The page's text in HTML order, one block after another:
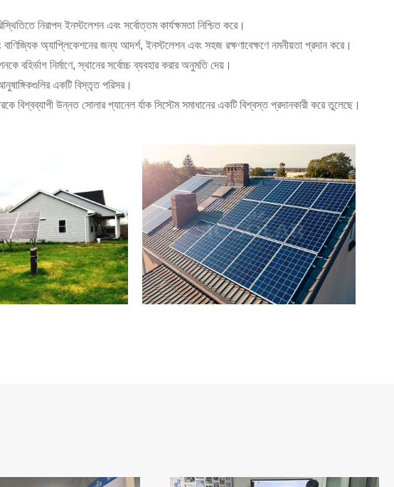
নিরাপদ ইনস্টলেশন এবং সর্বোত্তম কার্যক্ষমতা নিশ্চিত করে।
বাণিজ্যিক অ্যাপ্লিকেশনের জন্য আদর্শ, ইনস্টলেশন এবং সহজ রক্ষণাবেক্ষণে নমনীয়তা প্রদান করে।
বহির্ভাগ নির্মাণে, স্থানের সর্বোচ্চ ব্যবহার করার অনুমতি দেয়।
একটি বিস্তৃত পরিসর।
বিশ্বব্যাপী উন্নত সোলার প্যানেল র্যাক সিস্টেম সমাধানের একটি বিশ্বস্ত প্রদানকারী করে তুলেছে।